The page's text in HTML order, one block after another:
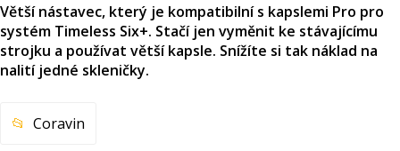
Větší nástavec, který je kompatibilní s kapslemi Pro pro
systém Timeless Six+. Stačí jen vyměnit ke stávajícímu
strojku a používat větší kapsle. Snížíte si tak náklad na
nalití jedné skleničky.
Coravin